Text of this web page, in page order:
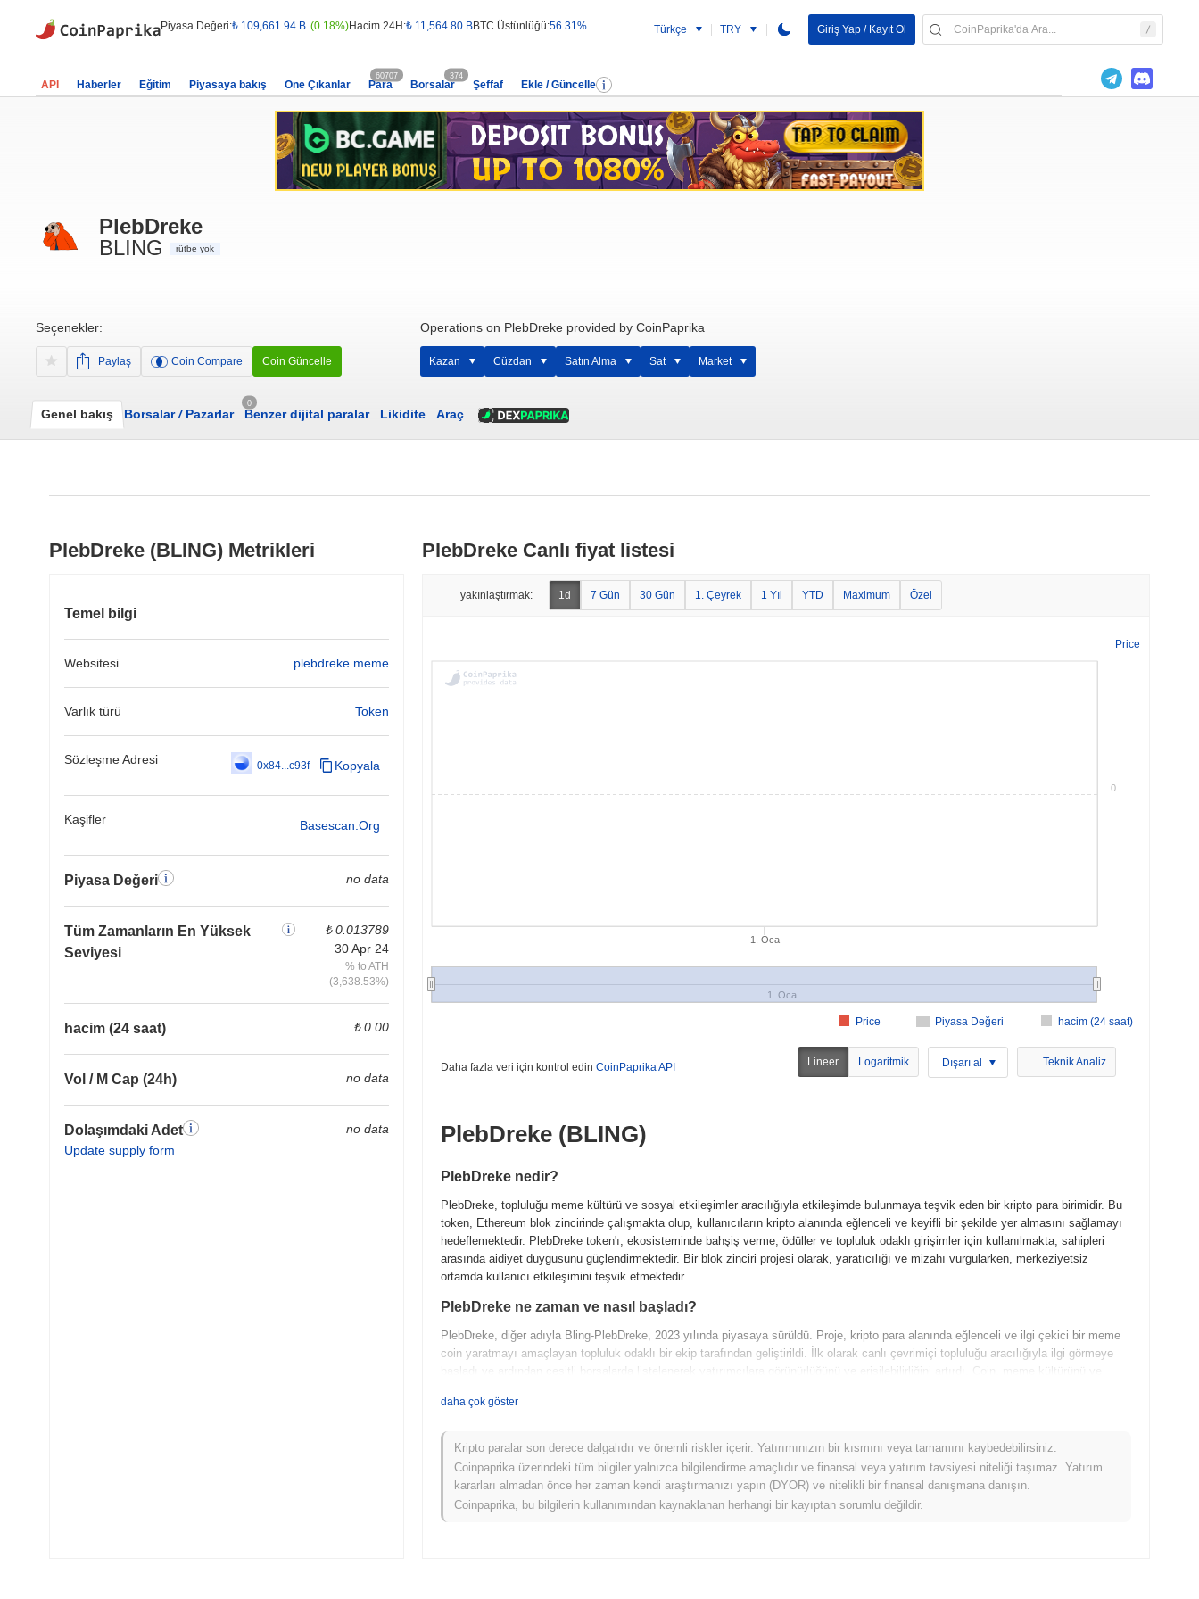
Piyasa Değeri:₺ 109,661.94 B (0.18%)Hacim 24H:₺ 11,564.80 BBTC Üstünlüğü:56.31% Türkçe TRY Giriş Yap / Kayıt Ol
API Haberler Eğitim Piyasaya bakış Öne Çıkanlar Para
60707
Borsalar
374
Şeffaf Ekle / Güncelle
PlebDreke
BLING
rütbe yok
Seçenekler:
Paylaş Coin Compare Coin Güncelle
Operations on PlebDreke provided by CoinPaprika
Kazan Cüzdan Satın Alma Sat Market
Genel bakış Borsalar/Pazarlar
0
Benzer dijital paralar Likidite Araç
PlebDreke (BLING) Metrikleri
Temel bilgi
Websitesi plebdreke.meme
Varlık türü Token
Sözleşme Adresi 0x84...c93f Kopyala
Kaşifler Basescan.org
Piyasa Değeri no data
Tüm Zamanların En Yüksek
Seviyesi
₺ 0.013789
30 Apr 24
% to ATH
(3,638.53%)
hacim (24 saat) ₺ 0.00
Vol / M Cap (24h) no data
Dolaşımdaki Adet
Update supply form
no data
PlebDreke Canlı fiyat listesi
yakınlaştırmak: 1d 7 Gün 30 Gün 1. Çeyrek 1 Yıl YTD Maximum Özel
Price
Piyasa Değeri hacim (24 saat)
Price
1. Oca
1. Oca
0
Daha fazla veri için kontrol edin CoinPaprika API Lineer Logaritmik Dışarı al Teknik Analiz
PlebDreke (BLING)
PlebDreke nedir?
PlebDreke, topluluğu meme kültürü ve sosyal etkileşimler aracılığıyla etkileşimde bulunmaya teşvik eden bir kripto para birimidir. Bu
token, Ethereum blok zincirinde çalışmakta olup, kullanıcıların kripto alanında eğlenceli ve keyifli bir şekilde yer almasını sağlamayı
hedeflemektedir. PlebDreke token'ı, ekosisteminde bahşiş verme, ödüller ve topluluk odaklı girişimler için kullanılmakta, sahipleri
arasında aidiyet duygusunu güçlendirmektedir. Bir blok zinciri projesi olarak, yaratıcılığı ve mizahı vurgularken, merkeziyetsiz
ortamda kullanıcı etkileşimini teşvik etmektedir.
PlebDreke ne zaman ve nasıl başladı?
PlebDreke, diğer adıyla Bling-PlebDreke, 2023 yılında piyasaya sürüldü. Proje, kripto para alanında eğlenceli ve ilgi çekici bir meme
coin yaratmayı amaçlayan topluluk odaklı bir ekip tarafından geliştirildi. İlk olarak canlı çevrimiçi topluluğu aracılığıyla ilgi görmeye
başladı ve ardından çeşitli borsalarda listelenerek yatırımcılara görünürlüğünü ve erişilebilirliğini artırdı. Coin, meme kültürünü ve
PlebDreke, bir sonraki yol haritası aşamasına yaklaşırken önemli gelişmelere hazır. Yaklaşan güncelleme, işlem verimliliğini artırmayı
ve yeni topluluk odaklı özellikler sunmayı hedefleyerek kullanıcılar arasında daha fazla etkileşim sağlamayı amaçlamaktadır. Ayrıca,
ekip, çeşitli DeFi platformlarıyla entegrasyon sağlayarak ekosistemini genişletmeyi planlamakta, bu da kullanım alanlarını artıracak
ve faydayı çoğaltacaktır. Topluluk hedefleri arasında kullanıcı işbirliğini güçlendirmek ve benimsemeyi artırmak için etkinlikler ve
girişimler düzenlemek bulunmaktadır. PlebDreke gelişirken, canlı topluluğunun ihtiyaçlarına uygun yenilikçi çözümler sunma
daha çok göster
Kripto paralar son derece dalgalıdır ve önemli riskler içerir. Yatırımınızın bir kısmını veya tamamını kaybedebilirsiniz.
Coinpaprika üzerindeki tüm bilgiler yalnızca bilgilendirme amaçlıdır ve finansal veya yatırım tavsiyesi niteliği taşımaz. Yatırım
kararları almadan önce her zaman kendi araştırmanızı yapın (DYOR) ve nitelikli bir finansal danışmana danışın.
Coinpaprika, bu bilgilerin kullanımından kaynaklanan herhangi bir kayıptan sorumlu değildir.